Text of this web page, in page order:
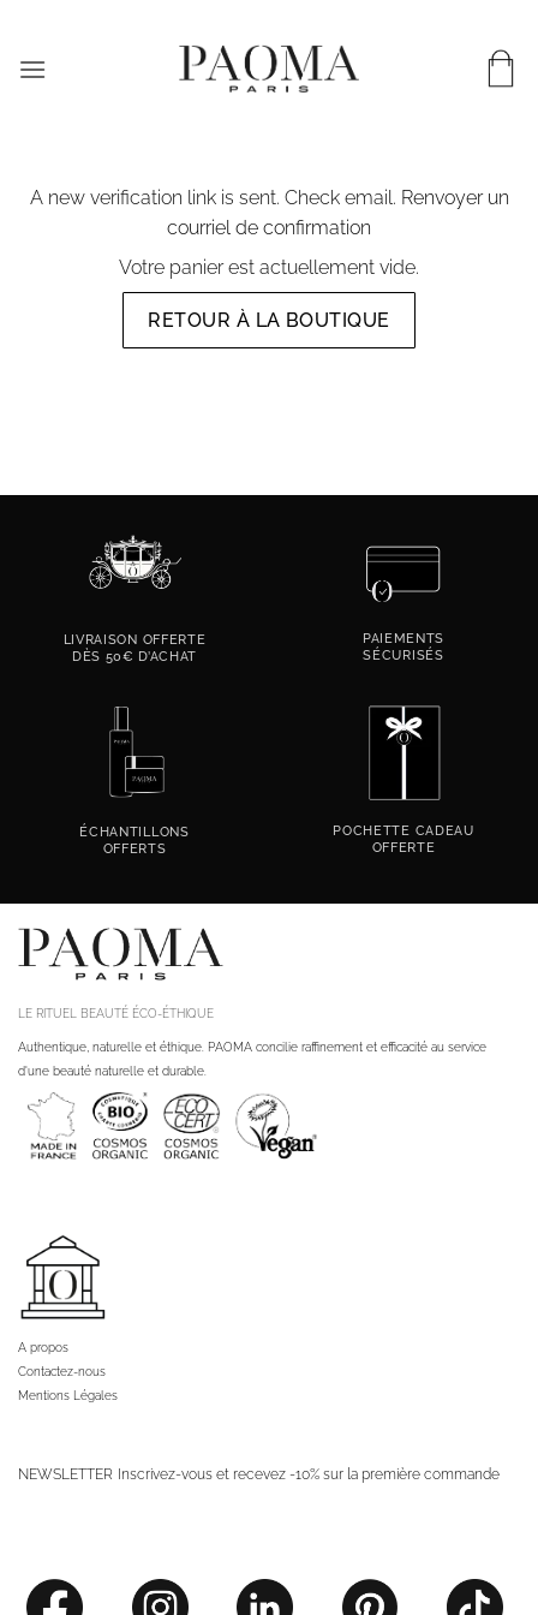
contenu
A new verification link is sent. Check email. Renvoyer un
courriel de confirmation
Votre panier est actuellement vide.
RETOUR À LA BOUTIQUE
LIVRAISON OFFERTE
DÈS 50€ D’ACHAT
PAIEMENTS
SÉCURISÉS
ÉCHANTILLONS
OFFERTS
POCHETTE CADEAU
OFFERTE
LE RITUEL BEAUTÉ ÉCO-ÉTHIQUE
Authentique, naturelle et éthique. PAOMA concilie raffinement et efficacité au service
d'une beauté naturelle et durable.
A propos
Contactez-nous
Mentions Légales
NEWSLETTER Inscrivez-vous et recevez -10% sur la première commande